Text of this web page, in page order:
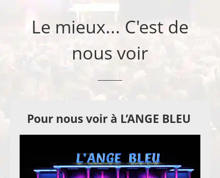
Le mieux... C'est de
nous voir
Pour nous voir à L’ANGE BLEU